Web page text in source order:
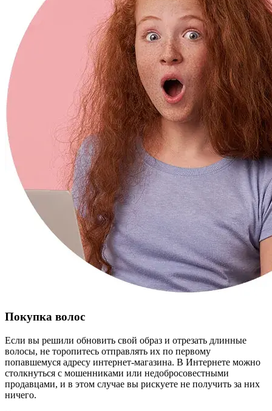
Покупка волос
Если вы решили обновить свой образ и отрезать длинные
волосы, не торопитесь отправлять их по первому
попавшемуся адресу интернет-магазина. В Интернете можно
столкнуться с мошенниками или недобросовестными
продавцами, и в этом случае вы рискуете не получить за них
ничего.